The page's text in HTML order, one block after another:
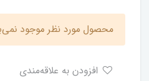
محصول مورد نظر موجود